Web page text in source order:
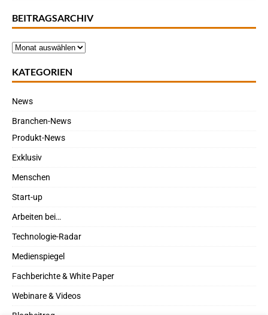
BEITRAGSARCHIV
KATEGORIEN
News
Branchen-News
Produkt-News
Exklusiv
Menschen
Start-up
Arbeiten bei…
Technologie-Radar
Medienspiegel
Fachberichte & White Paper
Webinare & Videos